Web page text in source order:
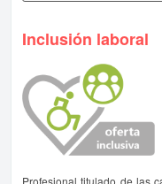
Inclusión laboral
Profesional titulado de las